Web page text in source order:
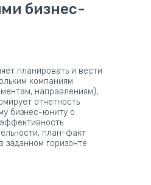
бизнес-
планировать и вести
компаниям
направлениям),
отчетность
бизнес-юниту о
план-факт
заданном горизонте